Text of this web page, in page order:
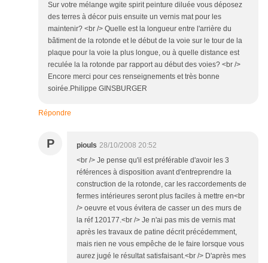
Sur votre mélange wgite spirit peinture diluée vous déposez
des terres à décor puis ensuite un vernis mat pour les
maintenir? <br /> Quelle est la longueur entre l'arrière du
bâtiment de la rotonde et le début de la voie sur le tour de la
plaque pour la voie la plus longue, ou à quelle distance est
reculée la la rotonde par rapport au début des voies? <br />
Encore merci pour ces renseignements et très bonne
soirée.Philippe GINSBURGER
Répondre
P piouls 28/10/2008 20:52
<br /> Je pense qu'il est préférable d'avoir les 3
références à disposition avant d'entreprendre la
construction de la rotonde, car les raccordements de
fermes intérieures seront plus faciles à mettre en<br
/> oeuvre et vous évitera de casser un des murs de
la réf 120177.<br /> Je n'ai pas mis de vernis mat
après les travaux de patine décrit précédemment,
mais rien ne vous empêche de le faire lorsque vous
aurez jugé le résultat satisfaisant.<br /> D'après mes